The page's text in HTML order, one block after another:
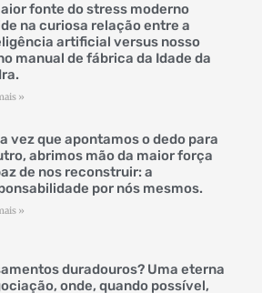
fonte do stress moderno
na curiosa relação entre a
artificial versus nosso
manual de fábrica da Idade da
»
vez que apontamos o dedo para
abrimos mão da maior força
de nos reconstruir: a
por nós mesmos.
»
duradouros? Uma eterna
onde, quando possível,